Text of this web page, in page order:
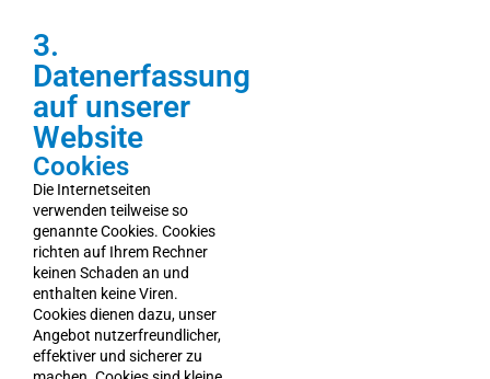
3.
Datenerfassung
auf unserer
Website
Cookies
Die Internetseiten
verwenden teilweise so
genannte Cookies. Cookies
richten auf Ihrem Rechner
keinen Schaden an und
enthalten keine Viren.
Cookies dienen dazu, unser
Angebot nutzerfreundlicher,
effektiver und sicherer zu